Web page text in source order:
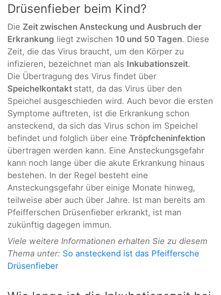
Drüsenfieber beim Kind?
Die Zeit zwischen Ansteckung und Ausbruch der
Erkrankung liegt zwischen 10 und 50 Tagen. Diese
Zeit, die das Virus braucht, um den Körper zu
infizieren, bezeichnet man als Inkubationszeit.
Die Übertragung des Virus findet über
Speichelkontakt statt, da das Virus über den
Speichel ausgeschieden wird. Auch bevor die ersten
Symptome auftreten, ist die Erkrankung schon
ansteckend, da sich das Virus schon im Speichel
befindet und folglich über eine Tröpfcheninfektion
übertragen werden kann. Eine Ansteckungsgefahr
kann noch lange über die akute Erkrankung hinaus
bestehen. In der Regel besteht eine
Ansteckungsgefahr über einige Monate hinweg,
teilweise aber auch über Jahre. Ist man bereits am
Pfeifferschen Drüsenfieber erkrankt, ist man
zukünftig dagegen immun.
Viele weitere Informationen erhalten Sie zu diesem
Thema unter: So ansteckend ist das Pfeiffersche
Drüsenfieber